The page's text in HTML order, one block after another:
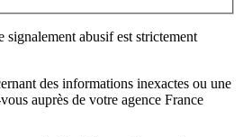
signalement abusif est strictement
des informations inexactes ou une
auprès de votre agence France